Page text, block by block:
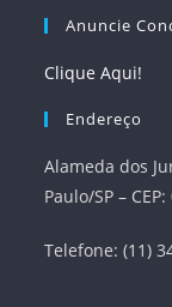
Anuncie
Clique Aqui!
Endereço
Alameda dos
Paulo/SP –
Telefone: (11)